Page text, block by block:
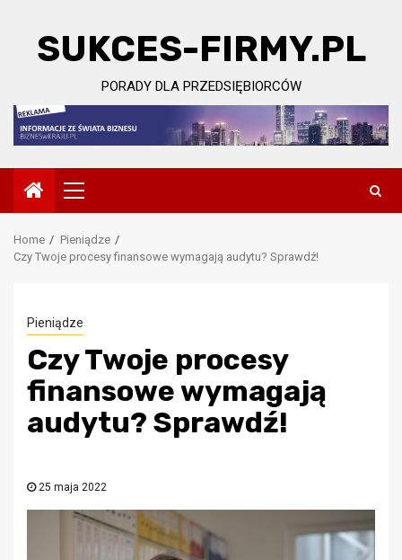
contentSUKCES-FIRMY.PL
PORADY DLA PRZEDSIĘBIORCÓW
Primary
Menu
Home
Pieniądze
Czy Twoje procesy finansowe wymagają audytu? Sprawdź!
Pieniądze
Czy Twoje procesy
finansowe wymagają
audytu? Sprawdź!
25 maja 2022